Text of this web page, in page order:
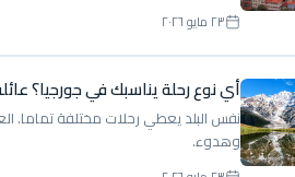
٢٣ مايو ٢٠٢٦
أي نوع رحلة يناسبك في جورجيا؟
نفس البلد يعطي رحلات مختلفة تماما.
وهدوء.